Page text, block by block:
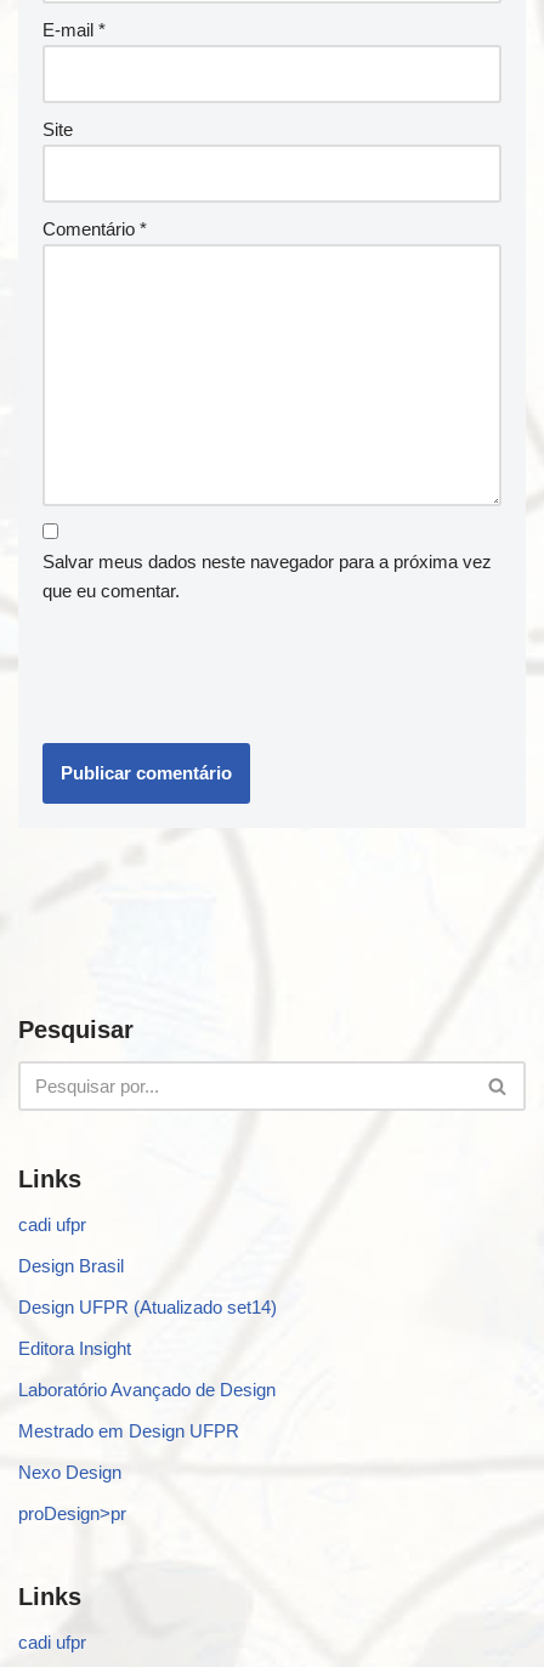
E-mail *
Site
Comentário *
Salvar meus dados neste navegador para a próxima vez
que eu comentar.
Pesquisar
Links
cadi ufpr
Design Brasil
Design UFPR (Atualizado set14)
Editora Insight
Laboratório Avançado de Design
Mestrado em Design UFPR
Nexo Design
proDesign>pr
Links
cadi ufpr